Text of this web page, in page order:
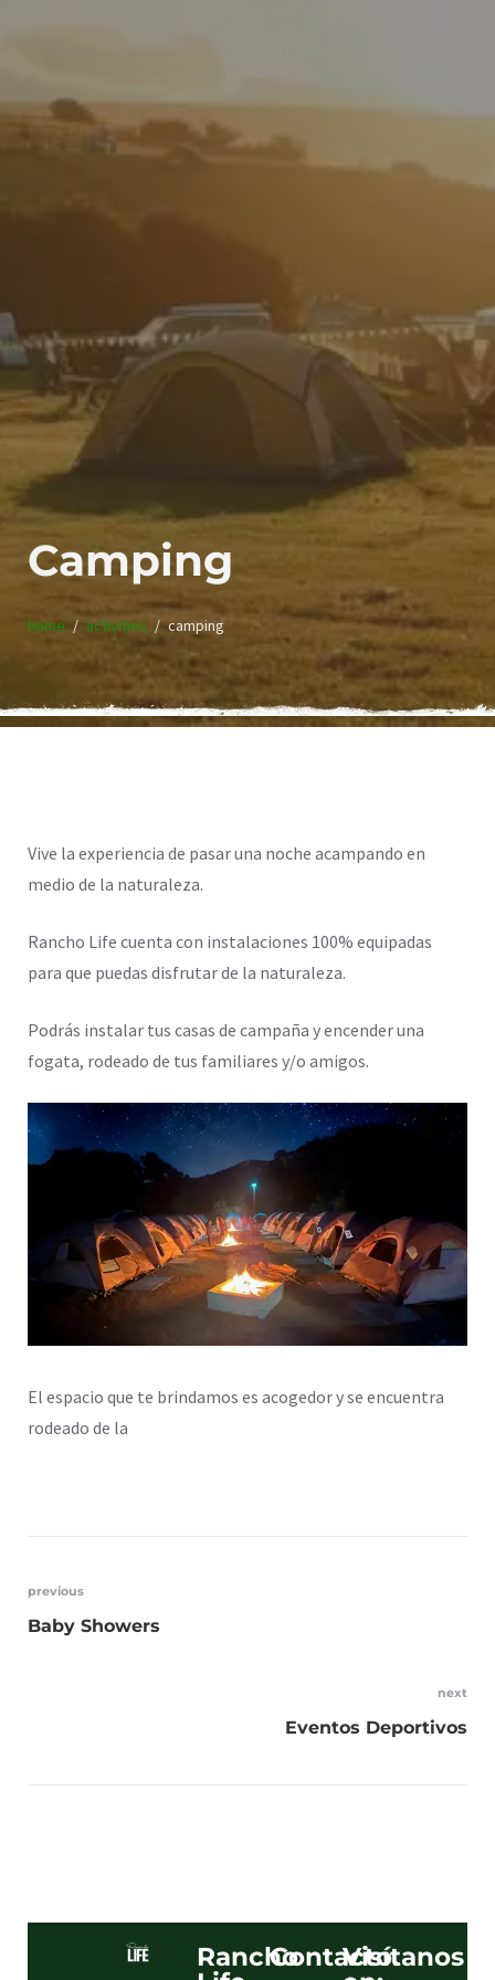
Camping
home activities camping
Vive la experiencia de pasar una noche acampando en
medio de la naturaleza.
Rancho Life cuenta con instalaciones 100% equipadas
para que puedas disfrutar de la naturaleza.
Podrás instalar tus casas de campaña y encender una
fogata, rodeado de tus familiares y/o amigos.
El espacio que te brindamos es acogedor y se encuentra
rodeado de la
previous
Baby Showers
next
Eventos Deportivos
RanchoContacto.Visítanos